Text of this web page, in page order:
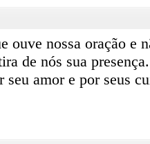
ouve nossa oração e
de nós sua presença.
amor e por seus